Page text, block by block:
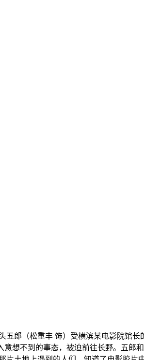
郎（松重丰 饰）受横滨某电影院馆长
想不到的事态，被迫前往长野。五郎